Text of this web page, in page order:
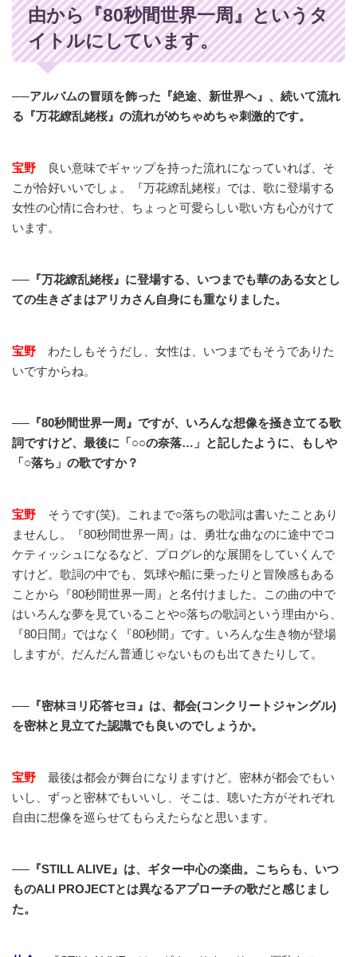
由から『80秒間世界一周』というタ
イトルにしています。
──アルバムの冒頭を飾った『絶途、新世界ヘ』、続いて流れ
る『万花繚乱姥桜』の流れがめちゃめちゃ刺激的です。
宝野 良い意味でギャップを持った流れになっていれば、そ
こが恰好いいでしょ。『万花繚乱姥桜』では、歌に登場する
女性の心情に合わせ、ちょっと可愛らしい歌い方も心がけて
います。
──『万花繚乱姥桜』に登場する、いつまでも華のある女とし
ての生きざまはアリカさん自身にも重なりました。
宝野 わたしもそうだし、女性は、いつまでもそうでありた
いですからね。
──『80秒間世界一周』ですが、いろんな想像を掻き立てる歌
詞ですけど、最後に「○○の奈落…」と記したように、もしや
「○落ち」の歌ですか？
宝野 そうです(笑)。これまで○落ちの歌詞は書いたことあり
ませんし。『80秒間世界一周』は、勇壮な曲なのに途中でコ
ケティッシュになるなど、プログレ的な展開をしていくんで
すけど。歌詞の中でも、気球や船に乗ったりと冒険感もある
ことから『80秒間世界一周』と名付けました。この曲の中で
はいろんな夢を見ていることや○落ちの歌詞という理由から、
『80日間』ではなく『80秒間』です。いろんな生き物が登場
しますが、だんだん普通じゃないものも出てきたりして。
──『密林ヨリ応答セヨ』は、都会(コンクリートジャングル)
を密林と見立てた認識でも良いのでしょうか。
宝野 最後は都会が舞台になりますけど。密林が都会でもい
いし、ずっと密林でもいいし、そこは、聴いた方がそれぞれ
自由に想像を巡らせてもらえたらなと思います。
──『STILL ALIVE』は、ギター中心の楽曲。こちらも、いつ
ものALI PROJECTとは異なるアプローチの歌だと感じまし
た。